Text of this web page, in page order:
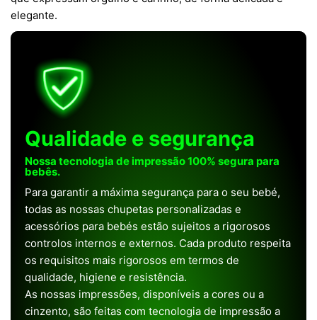
elegante.
Qualidade e segurança
Nossa tecnologia de impressão 100% segura para
bebês.
Para garantir a máxima segurança para o seu bebé,
todas as nossas chupetas personalizadas e
acessórios para bebés estão sujeitos a rigorosos
controlos internos e externos. Cada produto respeita
os requisitos mais rigorosos em termos de
qualidade, higiene e resistência.
As nossas impressões, disponíveis a cores ou a
cinzento, são feitas com tecnologia de impressão a